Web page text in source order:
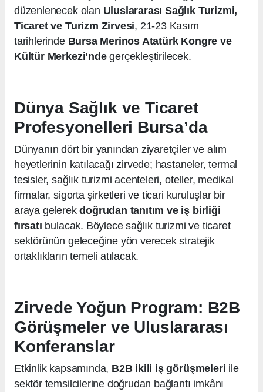
düzenlenecek olan Uluslararası Sağlık Turizmi,
Ticaret ve Turizm Zirvesi, 21-23 Kasım
tarihlerinde Bursa Merinos Atatürk Kongre ve
Kültür Merkezi’ndegerçekleştirilecek.
Dünya Sağlık ve Ticaret
Profesyonelleri Bursa’da
Dünyanın dört bir yanından ziyaretçiler ve alım
heyetlerinin katılacağı zirvede; hastaneler, termal
tesisler, sağlık turizmi acenteleri, oteller, medikal
firmalar, sigorta şirketleri ve ticari kuruluşlar bir
araya gelerekdoğrudan tanıtım ve iş birliği
fırsatı bulacak. Böylece sağlık turizmi ve ticaret
sektörünün geleceğine yön verecek stratejik
ortaklıkların temeli atılacak.
Zirvede Yoğun Program: B2B
Görüşmeler ve Uluslararası
Konferanslar
Etkinlik kapsamında, B2B ikili iş görüşmeleri ile
sektör temsilcilerine doğrudan bağlantı imkânı